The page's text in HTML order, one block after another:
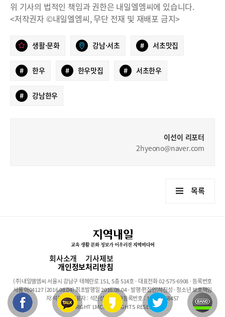
위 기사의 법적인 책임과 권한은 내일엘엠씨에 있습니다.
<저작권자 ©내일엘엠씨, 무단 전재 및 재배포 금지>
생활·문화 강남·서초 # 서초맛집
# 한우 # 한우맛집 # 서초한우
# 강남한우
이선이 리포터
2hyeono@naver.com
목록
회사소개 기사제보
개인정보처리방침
(주)내일엘엠씨 서울시 강남구 테헤란로 151, 5층 514호 · 대표전화 02-575-6908 · 등록번호
서울 아04127 (2016.08.04) 최초발행일 2016.08.04 · 발행·편집인:석진성 · 청소년 보호책임
자:석진성 · 대표자 : 석진성 · 사업자등록번호 : 101-86-68457
COPYRIGHT LMC. ALL RIGHTS RESERVED.